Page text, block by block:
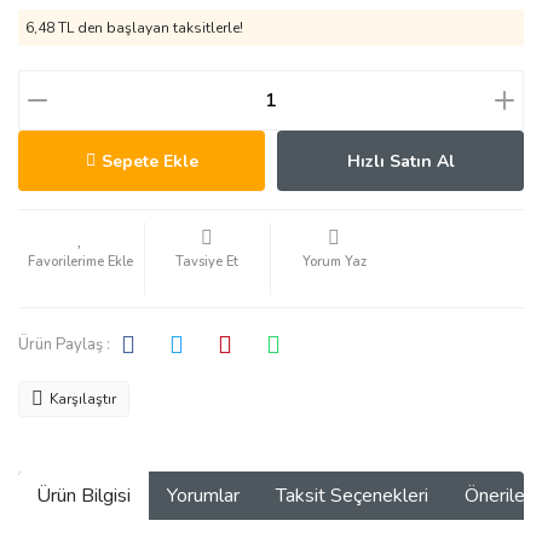
6,48 TL den başlayan taksitlerle!
Sepete Ekle Hızlı Satın Al
Tavsiye Et Yorum Yaz
Ürün Paylaş :
Karşılaştır
Ürün Bilgisi Yorumlar Taksit Seçenekleri